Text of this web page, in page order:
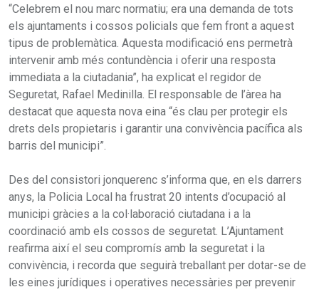
“Celebrem el nou marc normatiu; era una demanda de tots
els ajuntaments i cossos policials que fem front a aquest
tipus de problemàtica. Aquesta modificació ens permetrà
intervenir amb més contundència i oferir una resposta
immediata a la ciutadania”, ha explicat el regidor de
Seguretat, Rafael Medinilla. El responsable de l’àrea ha
destacat que aquesta nova eina “és clau per protegir els
drets dels propietaris i garantir una convivència pacífica als
barris del municipi”.
Des del consistori jonquerenc s’informa que, en els darrers
anys, la Policia Local ha frustrat 20 intents d’ocupació al
municipi gràcies a la col·laboració ciutadana i a la
coordinació amb els cossos de seguretat. L’Ajuntament
reafirma així el seu compromís amb la seguretat i la
convivència, i recorda que seguirà treballant per dotar-se de
les eines jurídiques i operatives necessàries per prevenir